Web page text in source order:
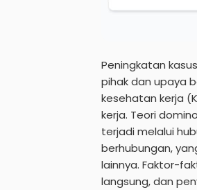
Peningkatan
pihak dan upaya
kesehatan kerja
kerja. Teori
terjadi melalui
berhubungan,
lainnya. Faktor-
langsung, dan